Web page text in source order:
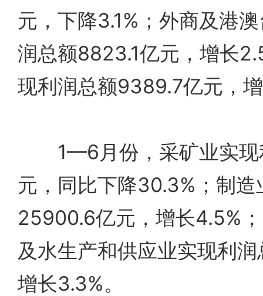
元，下降3.1%；外商及港
润总额8823.1亿元，增长
现利润总额9389.7亿元，
1—6月份，采矿业实现
元，同比下降30.3%；制
25900.6亿元，增长4.5%
及水生产和供应业实现利
增长3.3%。